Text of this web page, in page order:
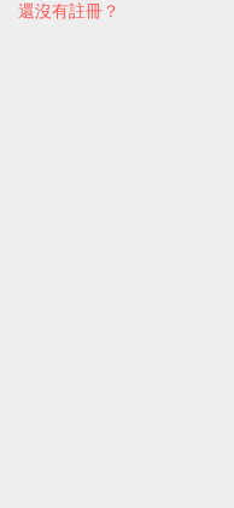
還沒有註冊？